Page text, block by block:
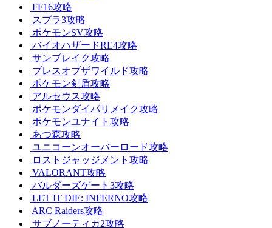
FF16攻略
スプラ3攻略
ポケモンSV攻略
バイオハザードRE4攻略
サンブレイク攻略
ブレスオブザワイルド攻略
ポケモン剣盾攻略
アルセウス攻略
ポケモンダイパリメイク攻略
ポケモンユナイト攻略
あつ森攻略
ユニコーンオーバーロード攻略
ロストジャッジメント攻略
VALORANT攻略
バルダーズゲート3攻略
LET IT DIE: INFERNO攻略
ARC Raiders攻略
サブノーティカ2攻略